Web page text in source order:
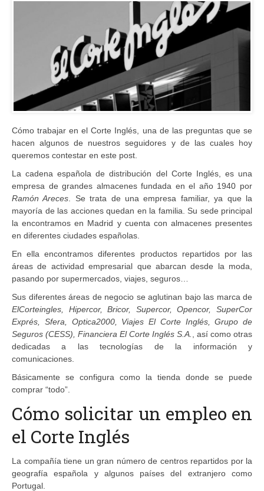
Cómo trabajar en el Corte Inglés, una de las preguntas que se
hacen algunos de nuestros seguidores y de las cuales hoy
queremos contestar en este post.
La cadena española de distribución del Corte Inglés, es una
empresa de grandes almacenes fundada en el año 1940 por
Ramón Areces . Se trata de una empresa familiar, ya que la
mayoría de las acciones quedan en la familia. Su sede principal
la encontramos en Madrid y cuenta con almacenes presentes
en diferentes ciudades españolas.
En ella encontramos diferentes productos repartidos por las
áreas de actividad empresarial que abarcan desde la moda,
pasando por supermercados, viajes, seguros…
Sus diferentes áreas de negocio se aglutinan bajo las marca de
ElCorteingles, Hipercor, Bricor, Supercor, Opencor, SuperCor
Exprés, Sfera, Optica2000, Viajes El Corte Inglés, Grupo de
Seguros (CESS), Financiera El Corte Inglés S.A.
, así como otras
dedicadas a las tecnologías de la información y
comunicaciones.
Básicamente se configura como la tienda donde se puede
comprar “todo”.
Cómo solicitar un empleo en
el Corte Inglés
La compañía tiene un gran número de centros repartidos por la
geografía española y algunos países del extranjero como
Portugal.